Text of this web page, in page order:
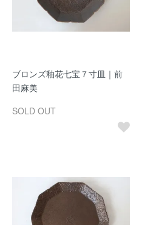
ブロンズ釉花七宝７寸皿｜前
田麻美
SOLD OUT